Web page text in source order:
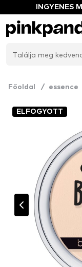
INGYENES
Főoldal / essence
ELFOGYOTT